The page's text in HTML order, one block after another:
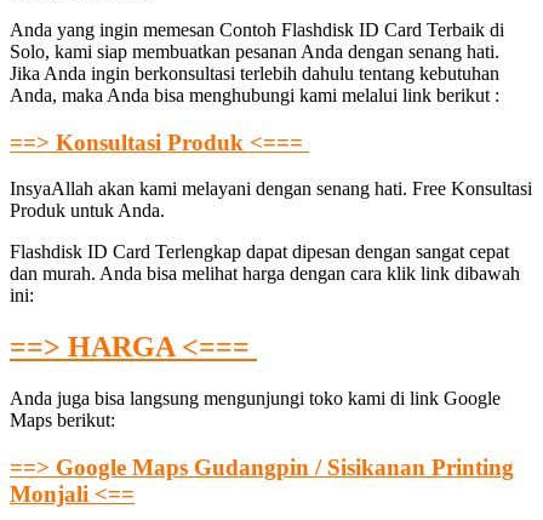
Anda yang ingin memesan Contoh Flashdisk ID Card Terbaik di
Solo, kami siap membuatkan pesanan Anda dengan senang hati.
Jika Anda ingin berkonsultasi terlebih dahulu tentang kebutuhan
Anda, maka Anda bisa menghubungi kami melalui link berikut :
==> Konsultasi Produk <===
InsyaAllah akan kami melayani dengan senang hati. Free Konsultasi
Produk untuk Anda.
Flashdisk ID Card Terlengkap dapat dipesan dengan sangat cepat
dan murah. Anda bisa melihat harga dengan cara klik link dibawah
ini:
==> HARGA <===
Anda juga bisa langsung mengunjungi toko kami di link Google
Maps berikut:
==> Google Maps Gudangpin / Sisikanan Printing
Monjali <==